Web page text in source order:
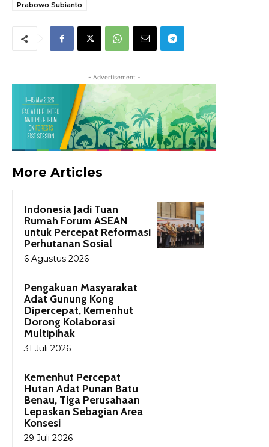
Prabowo Subianto
- Advertisement -
More Articles
Indonesia Jadi Tuan
Rumah Forum ASEAN
untuk Percepat Reformasi
Perhutanan Sosial
6 Agustus 2026
Pengakuan Masyarakat
Adat Gunung Kong
Dipercepat, Kemenhut
Dorong Kolaborasi
Multipihak
31 Juli 2026
Kemenhut Percepat
Hutan Adat Punan Batu
Benau, Tiga Perusahaan
Lepaskan Sebagian Area
Konsesi
29 Juli 2026